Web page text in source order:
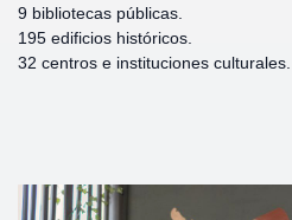
9 bibliotecas públicas.
195 edificios históricos.
32 centros e instituciones culturales.